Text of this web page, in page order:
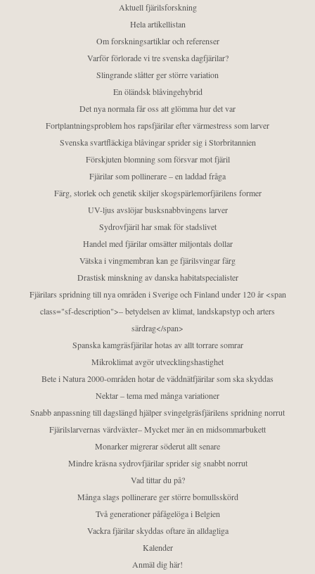
Aktuell fjärilsforskning
Hela artikellistan
Om forskningsartiklar och referenser
Varför förlorade vi tre svenska dagfjärilar?
Slingrande slåtter ger större variation
En öländsk blåvingehybrid
Det nya normala får oss att glömma hur det var
Fortplantningsproblem hos rapsfjärilar efter värmestress som larver
Svenska svartfläckiga blåvingar sprider sig i Storbritannien
Förskjuten blomning som försvar mot fjäril
Fjärilar som pollinerare – en laddad fråga
Färg, storlek och genetik skiljer skogspärlemorfjärilens former
UV-ljus avslöjar busksnabbvingens larver
Sydrovfjäril har smak för stadslivet
Handel med fjärilar omsätter miljontals dollar
Vätska i vingmembran kan ge fjärilsvingar färg
Drastisk minskning av danska habitatspecialister
Fjärilars spridning till nya områden i Sverige och Finland under 120 år <span
class="sf-description">– betydelsen av klimat, landskapstyp och arters
särdrag</span>
Spanska kamgräsfjärilar hotas av allt torrare somrar
Mikroklimat avgör utvecklingshastighet
Bete i Natura 2000-områden hotar de väddnätfjärilar som ska skyddas
Nektar – tema med många variationer
Snabb anpassning till dagslängd hjälper svingelgräsfjärilens spridning norrut
Fjärilslarvernas värdväxter– Mycket mer än en midsommarbukett
Monarker migrerar söderut allt senare
Mindre kräsna sydrovfjärilar sprider sig snabbt norrut
Vad tittar du på?
Många slags pollinerare ger större bomullsskörd
Två generationer påfågelöga i Belgien
Vackra fjärilar skyddas oftare än alldagliga
Kalender
Anmäl dig här!